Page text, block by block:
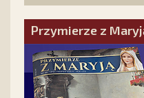
Przymierze z